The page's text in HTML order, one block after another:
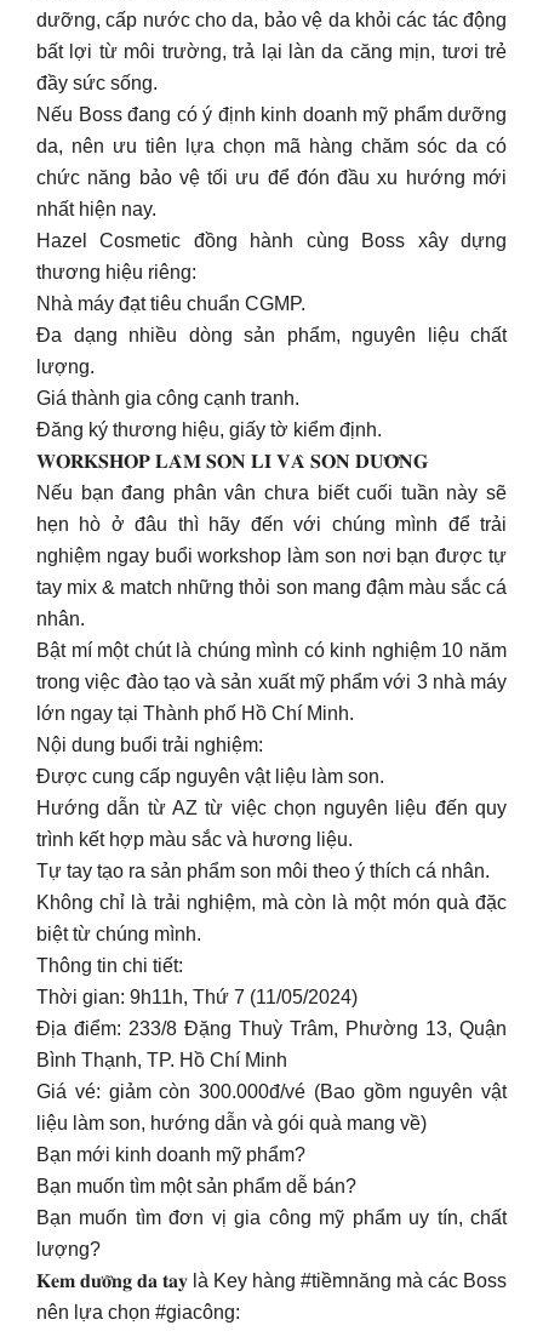
dưỡng, cấp nước cho da, bảo vệ da khỏi các tác động
bất lợi từ môi trường, trả lại làn da căng mịn, tươi trẻ
đầy sức sống.
Nếu Boss đang có ý định kinh doanh mỹ phẩm dưỡng
da, nên ưu tiên lựa chọn mã hàng chăm sóc da có
chức năng bảo vệ tối ưu để đón đầu xu hướng mới
nhất hiện nay.
Hazel Cosmetic đồng hành cùng Boss xây dựng
thương hiệu riêng:
Nhà máy đạt tiêu chuẩn CGMP.
Đa dạng nhiều dòng sản phẩm, nguyên liệu chất
lượng.
Giá thành gia công cạnh tranh.
Đăng ký thương hiệu, giấy tờ kiểm định.
𝐖𝐎𝐑𝐊𝐒𝐇𝐎𝐏 𝐋𝐀̀𝐌 𝐒𝐎𝐍 𝐋𝐈̀ 𝐕𝐀̀ 𝐒𝐎𝐍 𝐃𝐔̛𝐎̛̃𝐍𝐆
Nếu bạn đang phân vân chưa biết cuối tuần này sẽ
hẹn hò ở đâu thì hãy đến với chúng mình để trải
nghiệm ngay buổi workshop làm son nơi bạn được tự
tay mix & match những thỏi son mang đậm màu sắc cá
nhân.
Bật mí một chút là chúng mình có kinh nghiệm 10 năm
trong việc đào tạo và sản xuất mỹ phẩm với 3 nhà máy
lớn ngay tại Thành phố Hồ Chí Minh.
Nội dung buổi trải nghiệm:
Được cung cấp nguyên vật liệu làm son.
Hướng dẫn từ AZ từ việc chọn nguyên liệu đến quy
trình kết hợp màu sắc và hương liệu.
Tự tay tạo ra sản phẩm son môi theo ý thích cá nhân.
Không chỉ là trải nghiệm, mà còn là một món quà đặc
biệt từ chúng mình.
Thông tin chi tiết:
Thời gian: 9h11h, Thứ 7 (11/05/2024)
Địa điểm: 233/8 Đặng Thuỳ Trâm, Phường 13, Quận
Bình Thạnh, TP. Hồ Chí Minh
Giá vé: giảm còn 300.000đ/vé (Bao gồm nguyên vật
liệu làm son, hướng dẫn và gói quà mang về)
Bạn mới kinh doanh mỹ phẩm?
Bạn muốn tìm một sản phẩm dễ bán?
Bạn muốn tìm đơn vị gia công mỹ phẩm uy tín, chất
lượng?
𝐊𝐞𝐦 𝐝𝐮̛𝐨̛̃𝐧𝐠 𝐝𝐚 𝐭𝐚𝐲 là Key hàng #tiềmnăng mà các Boss
nên lựa chọn #giacông: